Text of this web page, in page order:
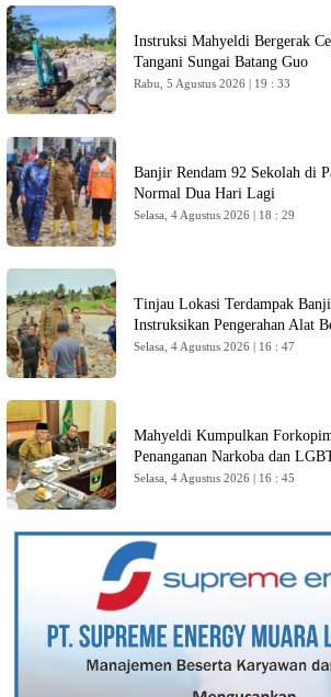
Instruksi Mahyeldi Bergerak
Tangani Sungai Batang Guo
Rabu, 5 Agustus 2026 | 19 : 33
Banjir Rendam 92 Sekolah di
Normal Dua Hari Lagi
Selasa, 4 Agustus 2026 | 18 : 29
Tinjau Lokasi Terdampak
Instruksikan Pengerahan Alat
Selasa, 4 Agustus 2026 | 16 : 47
Mahyeldi Kumpulkan
Penanganan Narkoba dan
Selasa, 4 Agustus 2026 | 16 : 45